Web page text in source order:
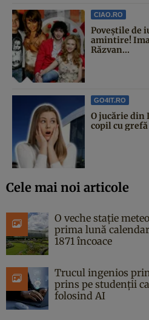
CIAO.RO
Poveştile de
amintire!
Răzvan...
GO4IT.RO
O jucărie din
copil cu
Cele mai noi articole
O veche stație
prima lună
1871 încoace
Trucul ingenios
prins pe studenții
folosind AI